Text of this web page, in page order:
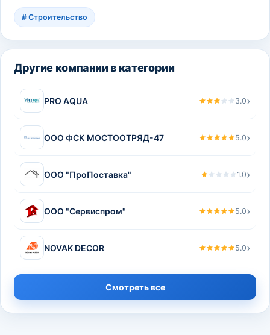
# Строительство
Другие компании в категории
PRO AQUA 3.0›
ООО ФСК МОСТООТРЯД-47 5.0›
ООО "ПроПоставка" 1.0›
ООО "Сервиспром" 5.0›
NOVAK DECOR 5.0›
Смотреть все